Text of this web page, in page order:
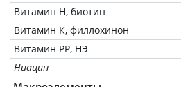
Витамин Н, биотин
Витамин К, филлохинон
Витамин РР, НЭ
Ниацин